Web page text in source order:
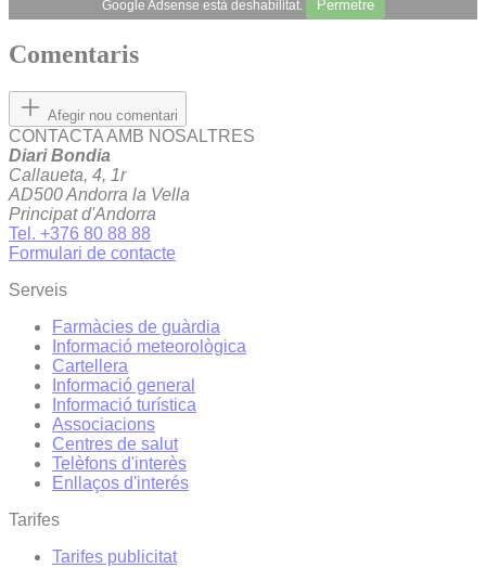
Google Adsense està deshabilitat. Permetre
Comentaris
Afegir nou comentari
CONTACTA AMB NOSALTRES
Diari Bondia
Callaueta, 4, 1r
AD500 Andorra la Vella
Principat d'Andorra
Tel. +376 80 88 88
Formulari de contacte
Serveis
Farmàcies de guàrdia
Informació meteorològica
Cartellera
Informació general
Informació turística
Associacions
Centres de salut
Telèfons d'interès
Enllaços d'interés
Tarifes
Tarifes publicitat